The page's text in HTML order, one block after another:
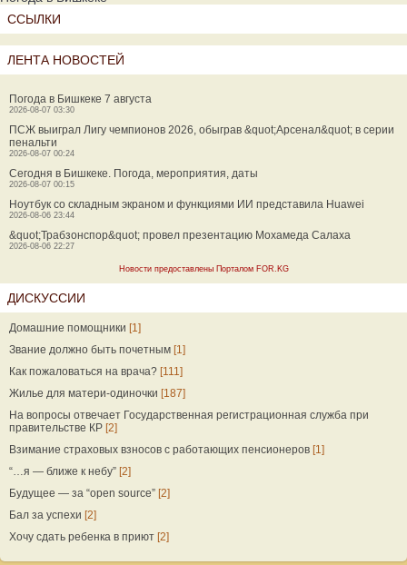
ССЫЛКИ
ЛЕНТА НОВОСТЕЙ
Погода в Бишкеке 7 августа
2026-08-07 03:30
ПСЖ выиграл Лигу чемпионов 2026, обыграв &quot;Арсенал&quot; в серии
пенальти
2026-08-07 00:24
Сегодня в Бишкеке. Погода, мероприятия, даты
2026-08-07 00:15
Ноутбук со складным экраном и функциями ИИ представила Huawei
2026-08-06 23:44
&quot;Трабзонспор&quot; провел презентацию Мохамеда Салаха
2026-08-06 22:27
Новости предоставлены Порталом FOR.KG
ДИСКУССИИ
Домашние помощники [1]
Звание должно быть почетным [1]
Как пожаловаться на врача? [111]
Жилье для матери-одиночки [187]
На вопросы отвечает Государственная регистрационная служба при
правительстве КР [2]
Взимание страховых взносов с работающих пенсионеров [1]
“…я — ближе к небу” [2]
Будущее — за “open source” [2]
Бал за успехи [2]
Хочу сдать ребенка в приют [2]